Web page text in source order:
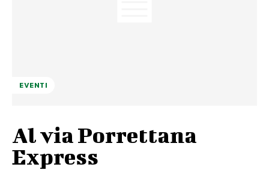
EVENTI
Al via Porrettana
Express